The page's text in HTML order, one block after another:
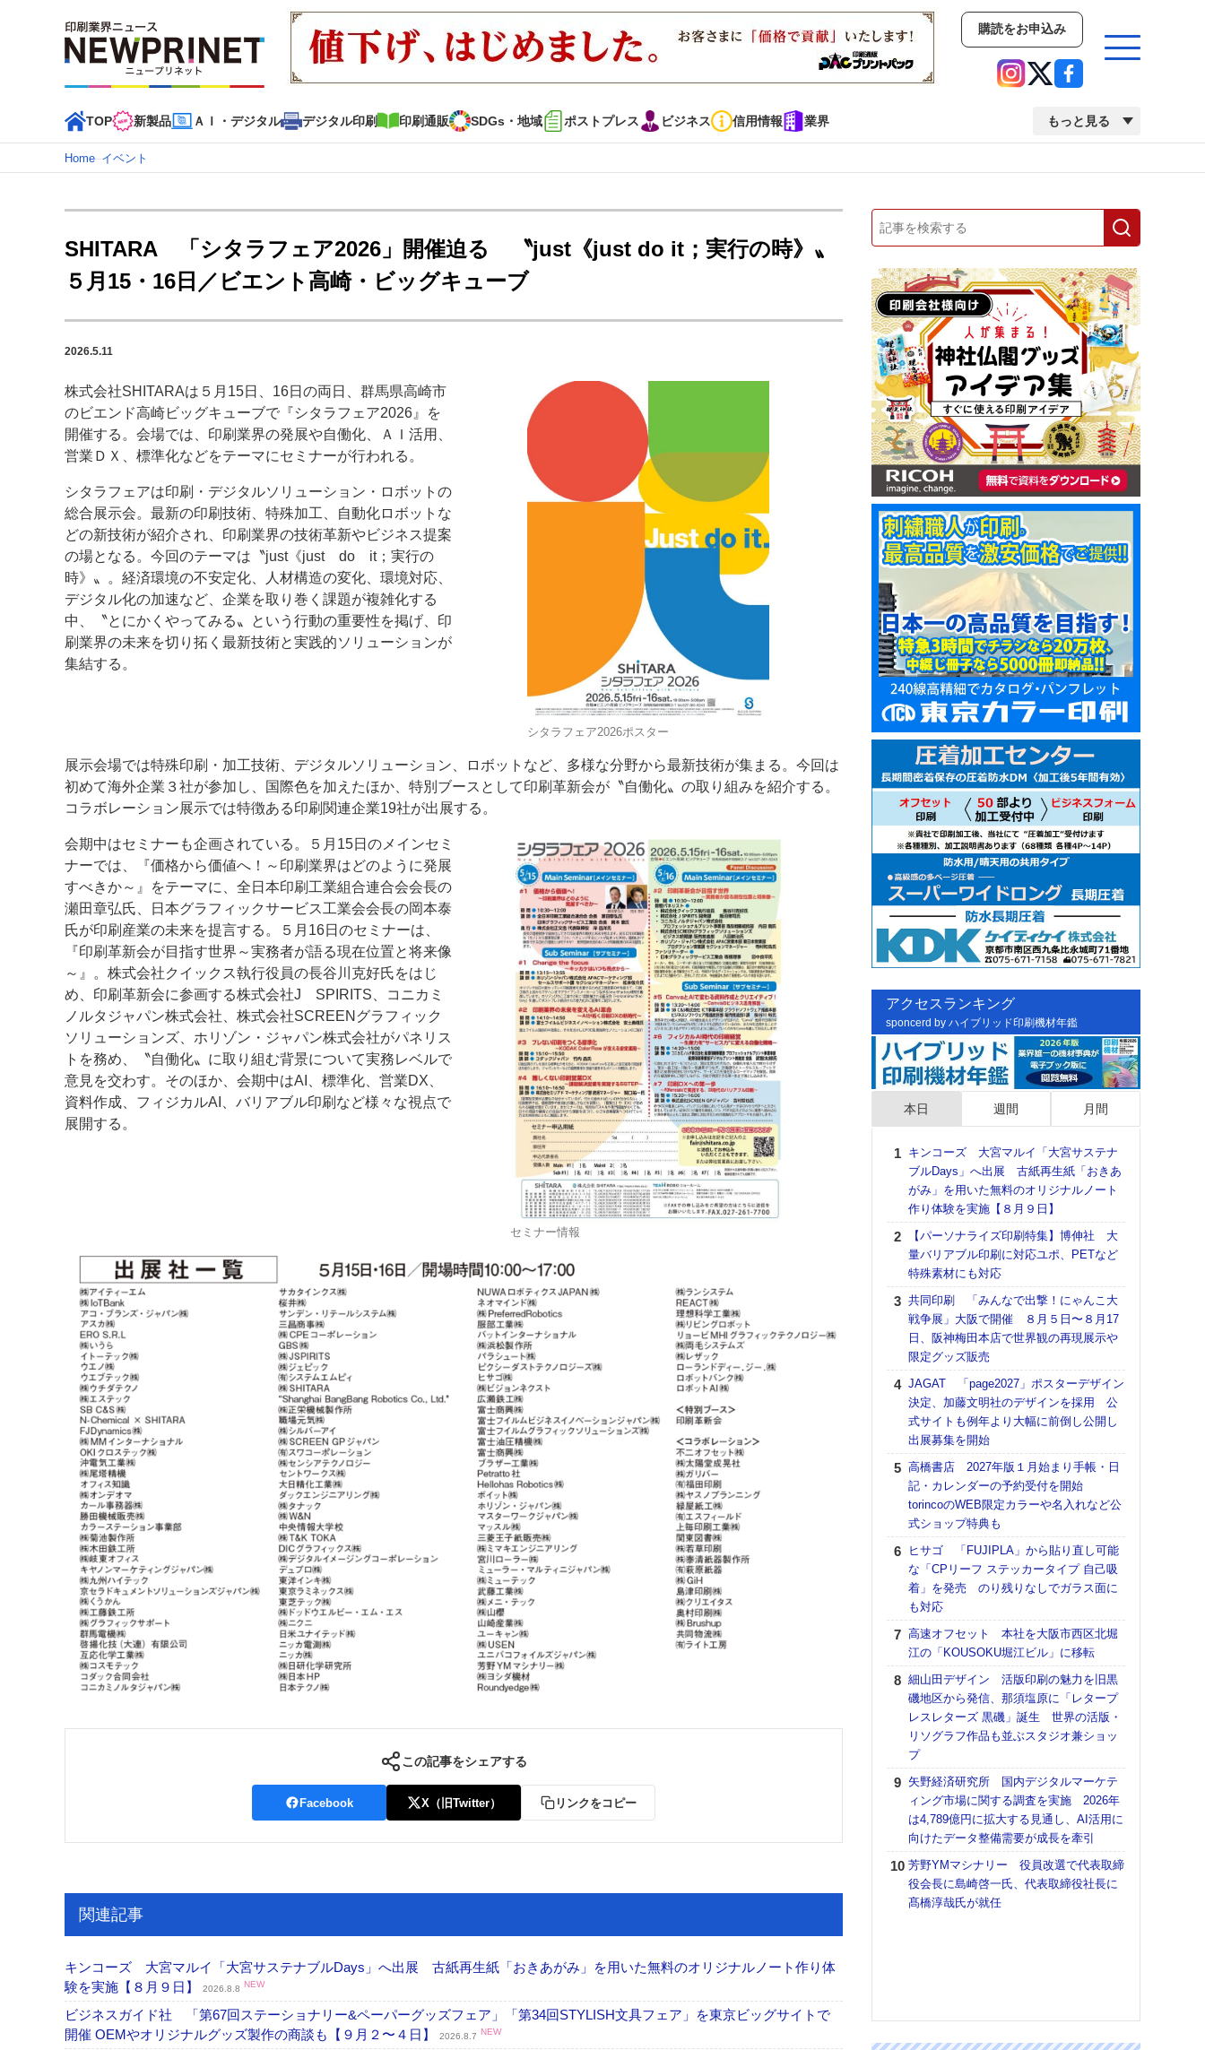
購読をお申込み
TOP 新製品 ＡＩ・デジタル デジタル印刷 印刷通販 SDGs・地域 ポストプレス ビジネス 信用情報 業界 もっと見る
イベント
インデックス
TOP 新着記事 特集記事 動画コンテンツ インタビュー コレクション
カテゴリー一覧
新商品 新製品 ＡＩ・デジタル デジタル印刷 印刷通販 SDGs・地域 市場・統計 人事・移転・異動・訃報
特集記事カテゴリー一覧
中古印刷機・製本機特集
2022 検査・校正特集
特集・デジタル印刷 ～ 新成長軌道を描く
案内
運営
会社案内 購読・購入申し込み サイトポリシー お問い合わせ
Home–イベント
SHITARA 「シタラフェア2026」開催迫る 〝just《just do it；実行の時》〟
５月15・16日／ビエント高崎・ビッグキューブ
2026.5.11
株式会社SHITARAは５月15日、16日の両日、群馬県高崎市
のビエンド高崎ビッグキューブで『シタラフェア2026』を
開催する。会場では、印刷業界の発展や自働化、ＡＩ活用、
営業ＤＸ、標準化などをテーマにセミナーが行われる。
シタラフェアは印刷・デジタルソリューション・ロボットの
総合展示会。最新の印刷技術、特殊加工、自動化ロボットな
どの新技術が紹介され、印刷業界の技術革新やビジネス提案
の場となる。今回のテーマは〝just《just do it；実行の
時》〟。経済環境の不安定化、人材構造の変化、環境対応、
デジタル化の加速など、企業を取り巻く課題が複雑化する
中、〝とにかくやってみる〟という行動の重要性を掲げ、印
刷業界の未来を切り拓く最新技術と実践的ソリューションが
集結する。
シタラフェア2026ポスター
展示会場では特殊印刷・加工技術、デジタルソリューション、ロボットなど、多様な分野から最新技術が集まる。今回は
初めて海外企業３社が参加し、国際色を加えたほか、特別ブースとして印刷革新会が〝自働化〟の取り組みを紹介する。
コラボレーション展示では特徴ある印刷関連企業19社が出展する。
会期中はセミナーも企画されている。５月15日のメインセミ
ナーでは、『価格から価値へ！～印刷業界はどのように発展
すべきか～』をテーマに、全日本印刷工業組合連合会会長の
瀬田章弘氏、日本グラフィックサービス工業会会長の岡本泰
氏が印刷産業の未来を提言する。５月16日のセミナーは、
『印刷革新会が目指す世界～実務者が語る現在位置と将来像
～』。株式会社クイックス執行役員の長谷川克好氏をはじ
め、印刷革新会に参画する株式会社J SPIRITS、コニカミ
ノルタジャパン株式会社、株式会社SCREENグラフィック
ソリューションズ、ホリゾン・ジャパン株式会社がパネリス
トを務め、〝自働化〟に取り組む背景について実務レベルで
意見を交わす。そのほか、会期中はAI、標準化、営業DX、
資料作成、フィジカルAI、バリアブル印刷など様々な視点で
展開する。
セミナー情報
この記事をシェアする
Facebook X（旧Twitter） リンクをコピー
関連記事
キンコーズ 大宮マルイ「大宮サステナブルDays」へ出展 古紙再生紙「おきあがみ」を用いた無料のオリジナルノート作り体
験を実施【８月９日】
2026.8.8 NEW
ビジネスガイド社 「第67回ステーショナリー&ペーパーグッズフェア」「第34回STYLISH文具フェア」を東京ビッグサイトで
開催 OEMやオリジナルグッズ製作の商談も【９月２〜４日】
2026.8.7 NEW
アクセスランキング
sponcerd by ハイブリッド印刷機材年鑑
本日 週間 月間
キンコーズ 大宮マルイ「大宮サステナ
ブルDays」へ出展 古紙再生紙「おきあ
がみ」を用いた無料のオリジナルノート
作り体験を実施【８月９日】
【パーソナライズ印刷特集】博伸社 大
量バリアブル印刷に対応ユポ、PETなど
特殊素材にも対応
共同印刷 「みんなで出撃！にゃんこ大
戦争展」大阪で開催 ８月５日〜８月17
日、阪神梅田本店で世界観の再現展示や
限定グッズ販売
JAGAT 「page2027」ポスターデザイン
決定、加藤文明社のデザインを採用 公
式サイトも例年より大幅に前倒し公開し
出展募集を開始
高橋書店 2027年版１月始まり手帳・日
記・カレンダーの予約受付を開始
torincoのWEB限定カラーや名入れなど公
式ショップ特典も
ヒサゴ 「FUJIPLA」から貼り直し可能
な「CPリーフ ステッカータイプ 自己吸
着」を発売 のり残りなしでガラス面に
も対応
高速オフセット 本社を大阪市西区北堀
江の「KOUSOKU堀江ビル」に移転
細山田デザイン 活版印刷の魅力を旧黒
磯地区から発信、那須塩原に「レタープ
レスレターズ 黒磯」誕生 世界の活版・
リソグラフ作品も並ぶスタジオ兼ショッ
プ
矢野経済研究所 国内デジタルマーケテ
ィング市場に関する調査を実施 2026年
は4,789億円に拡大する見通し、AI活用に
向けたデータ整備需要が成長を牽引
芳野YMマシナリー 役員改選で代表取締
役会長に島崎啓一氏、代表取締役社長に
髙橋淳哉氏が就任